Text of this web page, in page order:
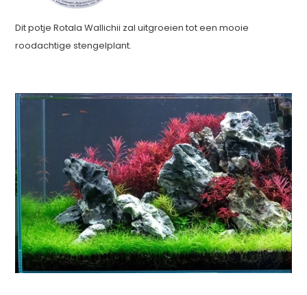
Dit potje Rotala Wallichii zal uitgroeien tot een mooie
roodachtige stengelplant.